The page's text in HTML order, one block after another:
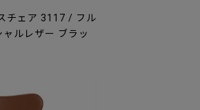
チェア 3117 / フル
ルレザー ブラッ